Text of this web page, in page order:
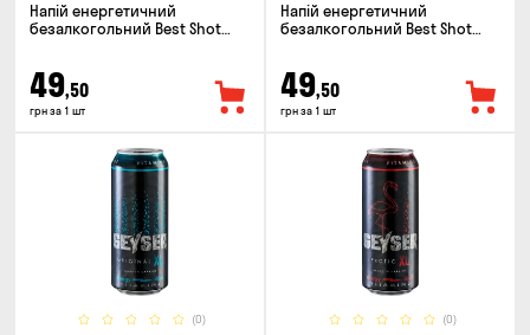
Напій енергетичний
безалкогольний Best Shot
49,50
грн за 1 шт
Напій енергетичний
безалкогольний Best Shot
49,50
грн за 1 шт
(0) (0)